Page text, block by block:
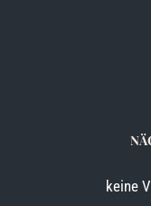
keine